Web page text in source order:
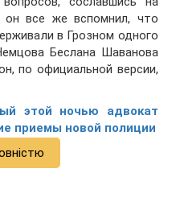
все же вспомнил, что
в Грозном одного
Беслана Шаванова
по официальной версии,
этой ночью адвокат
приемы новой полиции